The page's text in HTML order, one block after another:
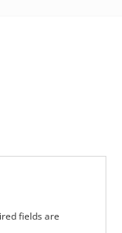
fields are